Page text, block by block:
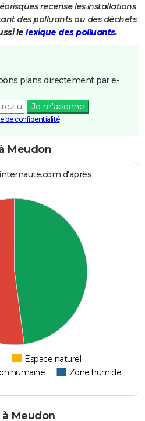
recense les installations
des polluants ou des déchets
le lexique des polluants.
plans directement par e-
Je m'abonne
de confidentialité
Meudon
d'après
Espace naturel
humaine Zone humide
Meudon